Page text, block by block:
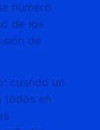
número
de los
de
cuando un
todos en